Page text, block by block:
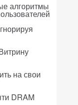
алгоритмы
на свои
DRAM